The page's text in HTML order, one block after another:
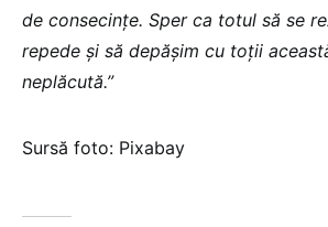
de consecințe. Sper ca totul să se
repede și să depășim cu toții
neplăcută.”
Sursă foto: Pixabay